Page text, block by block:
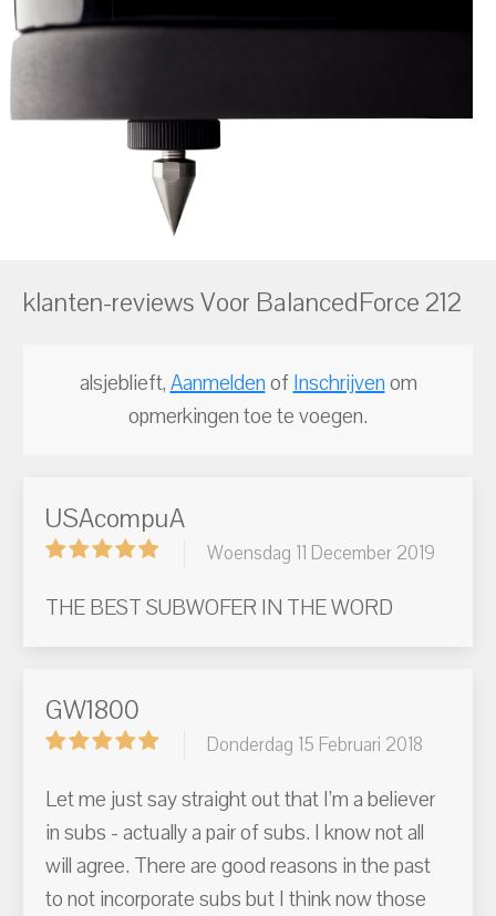
klanten-reviews Voor BalancedForce 212
alsjeblieft,AanmeldenofInschrijvenom
opmerkingen toe te voegen.
USAcompuA
Woensdag 11 December 2019
THE BEST SUBWOFER IN THE WORD
GW1800
Donderdag 15 Februari 2018
Let me just say straight out that I’m a believer
in subs - actually a pair of subs. I know not all
will agree. There are good reasons in the past
to not incorporate subs but I think now those